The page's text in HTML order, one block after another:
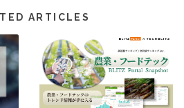
ARTICLES